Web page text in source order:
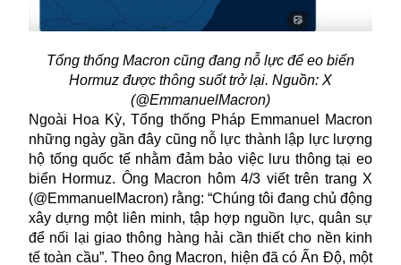
Tổng thống Macron cũng đang nỗ lực để eo biển
Hormuz được thông suốt trở lại. Nguồn: X
(@EmmanuelMacron)
Ngoài Hoa Kỳ, Tổng thống Pháp Emmanuel Macron
những ngày gần đây cũng nỗ lực thành lập lực lượng
hộ tống quốc tế nhằm đảm bảo việc lưu thông tại eo
biển Hormuz. Ông Macron hôm 4/3 viết trên trang X
(@EmmanuelMacron) rằng: “Chúng tôi đang chủ động
xây dựng một liên minh, tập hợp nguồn lực, quân sự
để nối lại giao thông hàng hải cần thiết cho nền kinh
tế toàn cầu”. Theo ông Macron, hiện đã có Ấn Độ, một